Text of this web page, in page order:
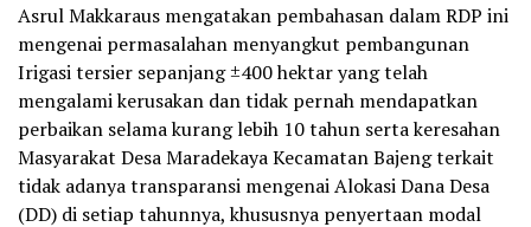
Asrul Makkaraus mengatakan pembahasan dalam RDP ini
mengenai permasalahan menyangkut pembangunan
Irigasi tersier sepanjang ±400 hektar yang telah
mengalami kerusakan dan tidak pernah mendapatkan
perbaikan selama kurang lebih 10 tahun serta keresahan
Masyarakat Desa Maradekaya Kecamatan Bajeng terkait
tidak adanya transparansi mengenai Alokasi Dana Desa
(DD) di setiap tahunnya, khususnya penyertaan modal